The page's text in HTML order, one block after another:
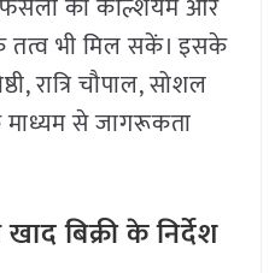
फसलों को कैल्शियम और
भी मिल सकें। इसके
रात्रि चौपाल, सोशल
से जागरूकता
बिक्री के निर्देश